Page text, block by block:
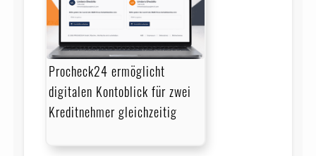
Procheck24 ermöglicht
digitalen Kontoblick für zwei
Kreditnehmer gleichzeitig